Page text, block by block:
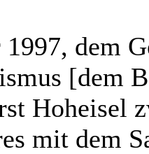
dem
[dem
Hoheisel
mit dem